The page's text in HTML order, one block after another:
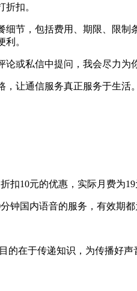
扣。
节，包括费用、期限、限
。
或私信中提问，我会尽力为
让通信服务真正服务于生活。
10元的优惠，实际月费为
钟国内语音的服务，有效期都
在于传递知识，为传播好